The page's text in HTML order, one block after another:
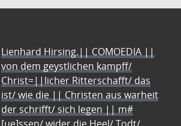
Lienhard Hirsing.|| COMOEDIA ||
von dem geystlichen kampff/
Christ=||licher Ritterschafft/ das
ist/ wie die || Christen aus warheit
der schrifft/ sich legen || m#